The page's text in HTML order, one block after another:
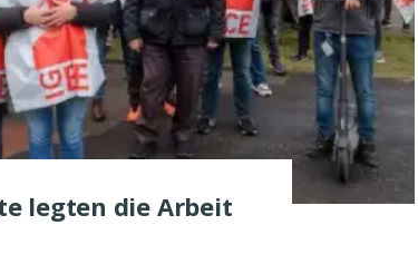
legten die Arbeit